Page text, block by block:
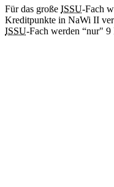
Für das große ISSU-Fach
Kreditpunkte in NaWi II
ISSU-Fach werden “nur"